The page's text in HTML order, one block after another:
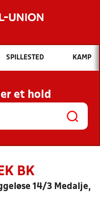
Hvad vil du søge efter?
OG NYHEDER
KLUBBER OG
SPILLESTED KAMP
et hold
BK
14/3 Medalje,